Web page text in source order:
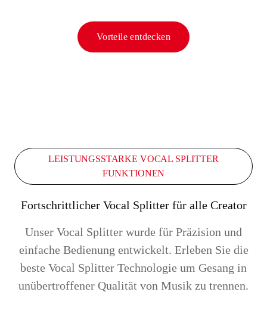
Vorteile entdecken
LEISTUNGSSTARKE VOCAL SPLITTER
FUNKTIONEN
Fortschrittlicher Vocal Splitter für alle Creator
Unser Vocal Splitter wurde für Präzision und
einfache Bedienung entwickelt. Erleben Sie die
beste Vocal Splitter Technologie um Gesang in
unübertroffener Qualität von Musik zu trennen.